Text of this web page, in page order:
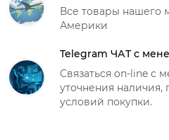
Все товары нашего
Америки
Telegram ЧАТ с
Связаться on-line с
уточнения наличия,
условий покупки.